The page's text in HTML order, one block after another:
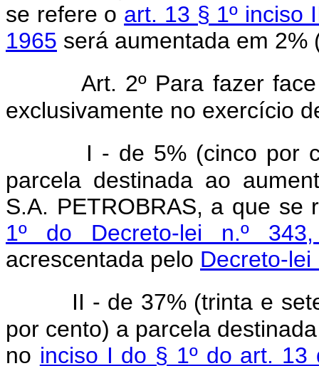
se refere o art. 13 § 1º inciso
1965 será aumentada em 2%
Art. 2º Para fazer
exclusivamente no exercício
I - de 5% (cinco por
parcela destinada ao
S.A. PETROBRAS, a que se
1º do Decreto-lei n.º
acrescentada pelo Decreto-lei
II - de 37% (trinta e
por cento) a parcela
no inciso I do § 1º do art.